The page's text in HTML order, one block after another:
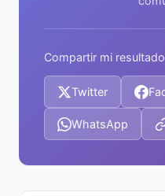
Compartir mi
Twitter
WhatsApp